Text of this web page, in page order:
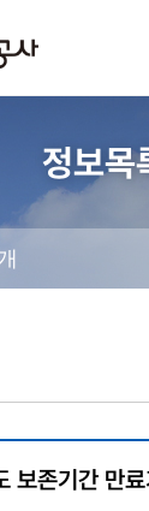
정보목
존기간 만료